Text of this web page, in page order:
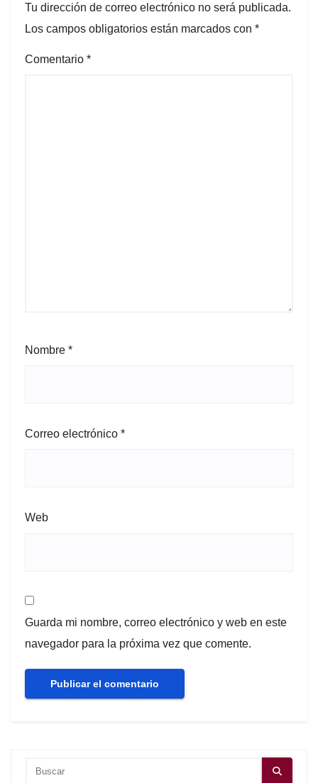
Tu dirección de correo electrónico no será publicada.
Los campos obligatorios están marcados con *
Comentario *
Nombre *
Correo electrónico *
Web
Guarda mi nombre, correo electrónico y web en este
navegador para la próxima vez que comente.